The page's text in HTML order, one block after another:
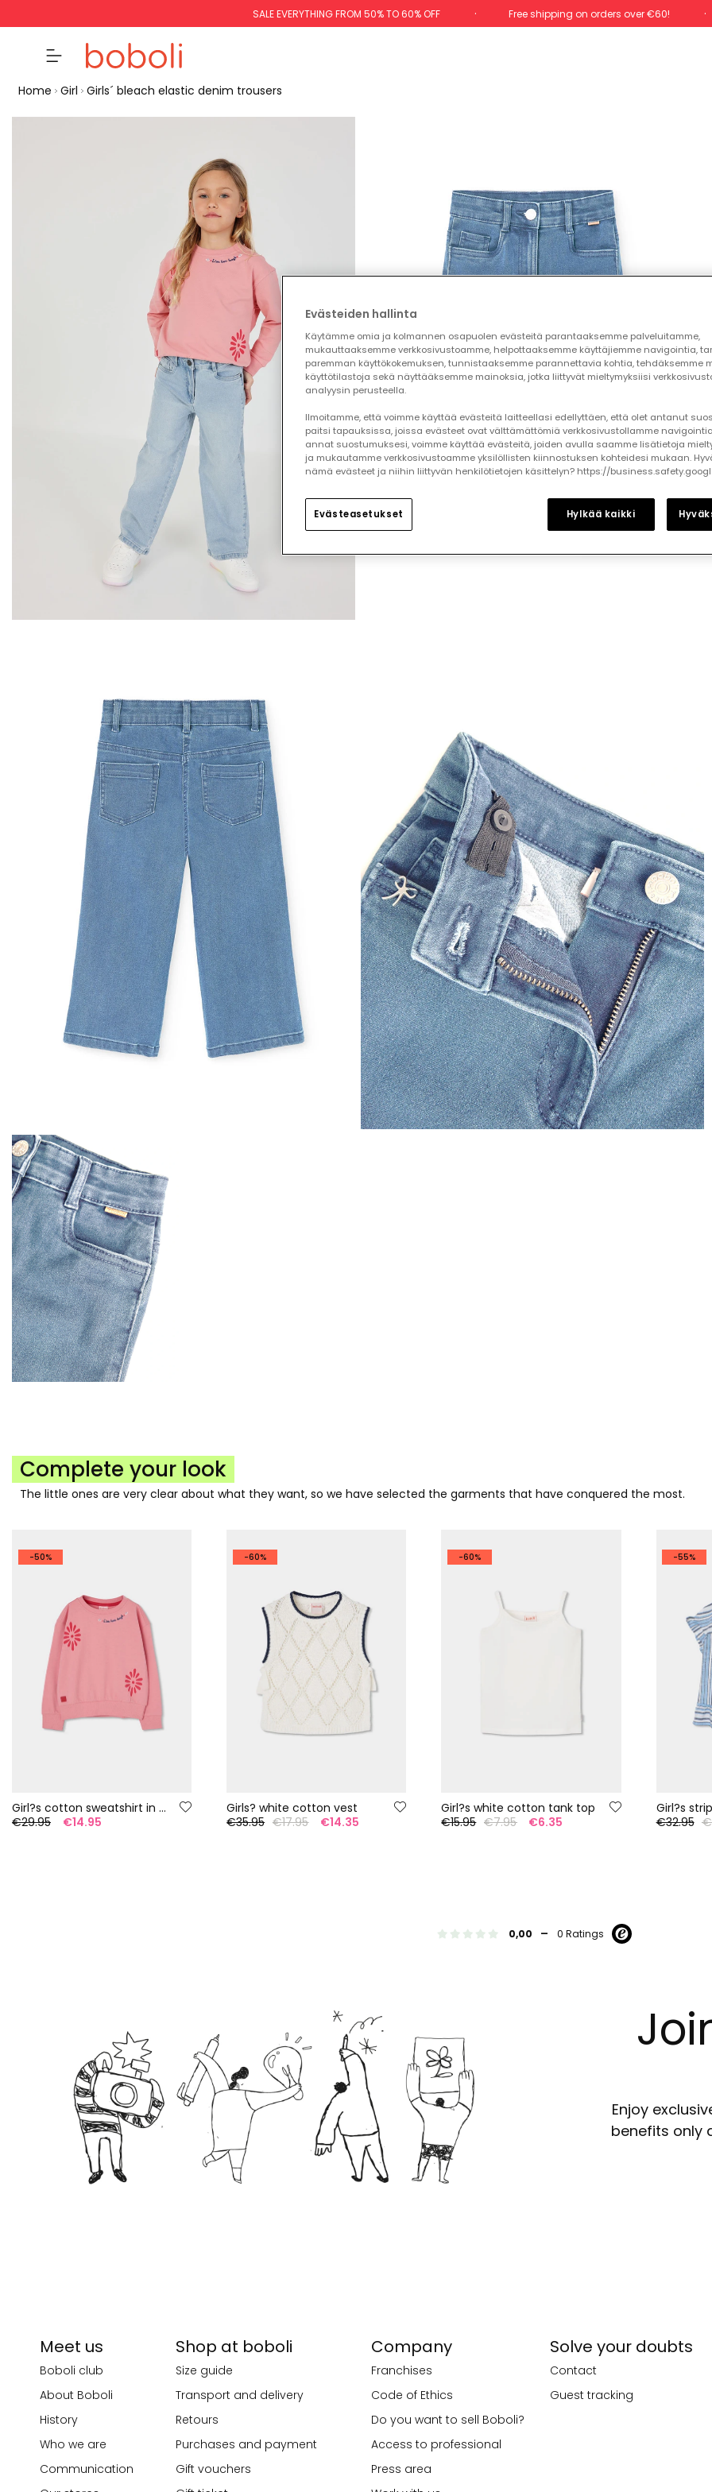
SALE EVERYTHING FROM 50% TO 60% OFF Free shipping on orders over €60!
Home Girl Girls´ bleach elastic denim trousers
Complete your look
The little ones are very clear about what they want, so we have selected the garments that have conquered the most.
-50%
Girl?s cotton sweatshirt in salmon
€29.95
€14.95
-60%
Girls? white cotton vest
€35.95 €17.95 €14.35
-60%
Girl?s white cotton tank top
€15.95 €7.95 €6.35
-55%
Girl?s
€32.95
0,00 - 0 Ratings
Enjoy
benefits only
Meet us
Boboli club
About Boboli
History
Who we are
Communication
Shop at boboli
Size guide
Transport and delivery
Retours
Purchases and payment
Gift vouchers
Company
Franchises
Code of Ethics
Do you want to sell Boboli?
Access to professional
Press area
Solve your doubts
Contact
Guest tracking
Evästeiden hallinta
Käytämme omia ja kolmannen osapuolen evästeitä parantaaksemme palveluitamme,
mukauttaaksemme verkkosivustoamme, helpottaaksemme käyttäjiemme navigointia,
paremman käyttökokemuksen, tunnistaaksemme parannettavia kohtia, tehdäksemme
käyttötilastoja sekä näyttääksemme mainoksia, jotka liittyvät mieltymyksiisi
analyysin perusteella.
Ilmoitamme, että voimme käyttää evästeitä laitteellasi edellyttäen, että olet antanut
paitsi tapauksissa, joissa evästeet ovat välttämättömiä verkkosivustollamme
annat suostumuksesi, voimme käyttää evästeitä, joiden avulla saamme lisätietoja
ja mukautamme verkkosivustoamme yksilöllisten kiinnostuksen kohteidesi mukaan.
nämä evästeet ja niihin liittyvän henkilötietojen käsittelyn? https://
Evästeasetukset Hylkää kaikki